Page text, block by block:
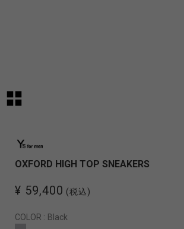
OXFORD HIGH TOP SNEAKERS
¥ 59,400 (税込)
COLOR : Black